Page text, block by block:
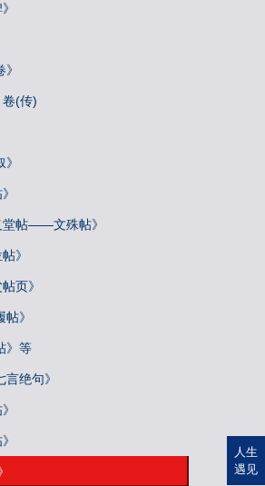
卷(传)
堂帖——文殊帖》
》
页》
》
》等
绝句》
人生
遇见